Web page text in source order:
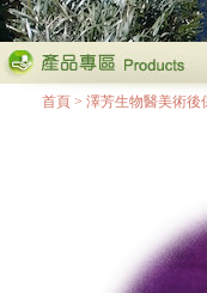
首頁 > 澤芳生物醫美術後